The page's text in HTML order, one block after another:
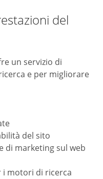
del
un servizio di
e per migliorare
del sito
di marketing sul web
i motori di ricerca